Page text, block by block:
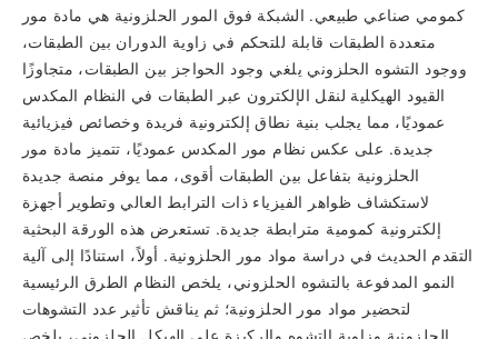
كمومي صناعي طبيعي. الشبكة فوق المور الحلزونية هي مادة مور
متعددة الطبقات قابلة للتحكم في زاوية الدوران بين الطبقات،
ووجود التشوه الحلزوني يلغي وجود الحواجز بين الطبقات، متجاوزًا
القيود الهيكلية لنقل الإلكترون عبر الطبقات في النظام المكدس
عموديًا، مما يجلب بنية نطاق إلكترونية فريدة وخصائص فيزيائية
جديدة. على عكس نظام مور المكدس عموديًا، تتميز مادة مور
الحلزونية بتفاعل بين الطبقات أقوى، مما يوفر منصة جديدة
لاستكشاف ظواهر الفيزياء ذات الترابط العالي وتطوير أجهزة
إلكترونية كمومية مترابطة جديدة. تستعرض هذه الورقة البحثية
التقدم الحديث في دراسة مواد مور الحلزونية. أولاً، استنادًا إلى آلية
النمو المدفوعة بالتشوه الحلزوني، يلخص النظام الطرق الرئيسية
لتحضير مواد مور الحلزونية؛ ثم يناقش تأثير عدد التشوهات
الحلزونية وزاوية التشوه والركيزة على الهيكل الحلزوني، يلخص